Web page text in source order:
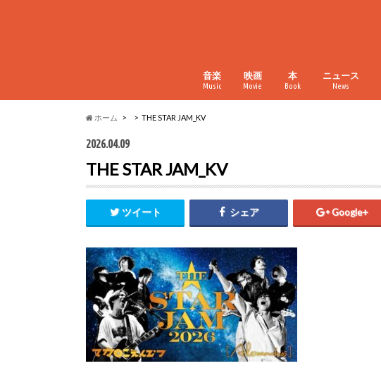
音楽
Music
映画
Movie
本
Book
ニュース
News
ホーム THE STAR JAM_KV
2026.04.09
THE STAR JAM_KV
ツイート シェア Google+